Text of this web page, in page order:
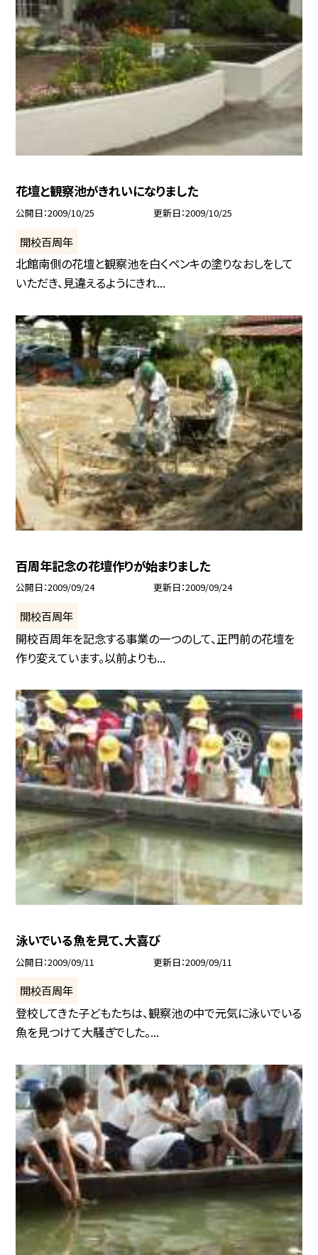
花壇と観察池がきれいになりました
公開日 2009/10/25 更新日 2009/10/25
開校百周年
北館南側の花壇と観察池を白くペンキの塗りなおしをして
いただき、見違えるようにきれ...
百周年記念の花壇作りが始まりました
公開日 2009/09/24 更新日 2009/09/24
開校百周年
開校百周年を記念する事業の一つのして、正門前の花壇を
作り変えています。以前よりも...
泳いでいる魚を見て、大喜び
公開日 2009/09/11 更新日 2009/09/11
開校百周年
登校してきた子どもたちは、観察池の中で元気に泳いでいる
魚を見つけて大騒ぎでした。...